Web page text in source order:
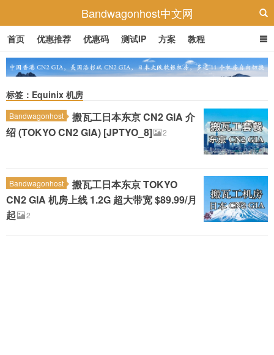
Bandwagonhost中文网
首页 优惠推荐 优惠码 测试IP 方案 教程
标签：Equinix 机房
Bandwagonhost
搬瓦工日本东京 CN2 GIA 介
绍 (TOKYO CN2 GIA) [JPTYO_8]
2
Bandwagonhost
搬瓦工日本东京 TOKYO
CN2 GIA 机房上线 1.2G 超大带宽 $89.99/月
起
2